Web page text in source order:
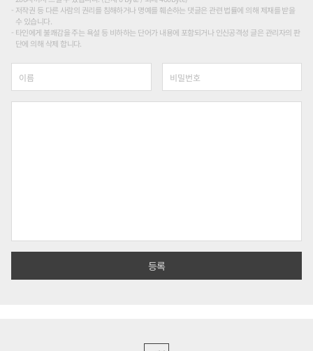
저작권 등 다른 사람의 권리를 침해하거나 명예를 훼손하는 댓글은 관련 법률에 의해 제재를 받을
수 있습니다.
타인에게 불쾌감을 주는 욕설 등 비하하는 단어가 내용에 포함되거나 인신공격성 글은 관리자의 판
단에 의해 삭제 합니다.